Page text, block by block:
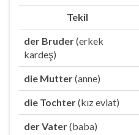
Tekil
der Bruder(erkek
kardeş)
die Mutter(anne)
die Tochter(kız evlat)
der Vater(baba)